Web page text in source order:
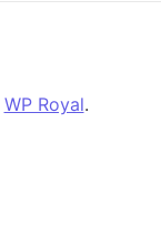
WP Royal.